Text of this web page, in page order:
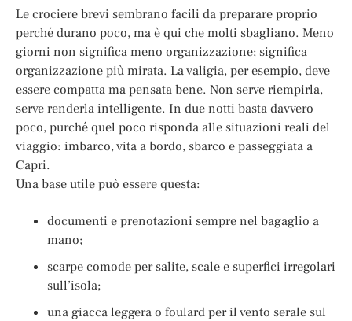
Le crociere brevi sembrano facili da preparare proprio
perché durano poco, ma è qui che molti sbagliano. Meno
giorni non significa meno organizzazione; significa
organizzazione più mirata. La valigia, per esempio, deve
essere compatta ma pensata bene. Non serve riempirla,
serve renderla intelligente. In due notti basta davvero
poco, purché quel poco risponda alle situazioni reali del
viaggio: imbarco, vita a bordo, sbarco e passeggiata a
Capri.
Una base utile può essere questa:
documenti e prenotazioni sempre nel bagaglio a
mano;
scarpe comode per salite, scale e superfici irregolari
sull’isola;
una giacca leggera o foulard per il vento serale sul